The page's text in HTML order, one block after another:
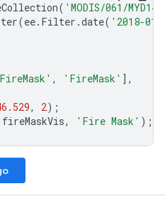
( 'MODIS/061/
(ee. Filter .date( '2018-
, 'FireMask' ],
, 2);
fireMaskVis, 'Fire Mask' );